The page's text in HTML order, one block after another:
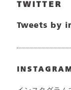
TWITTER
Tweets by
INSTAGRAM